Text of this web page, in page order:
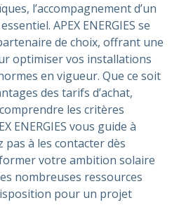
l’accompagnement d’un
APEX ENERGIES se
de choix, offrant une
optimiser vos installations
en vigueur. Que ce soit
des tarifs d’achat,
les critères
ENERGIES vous guide à
pas à les contacter dès
votre ambition solaire
nombreuses ressources
pour un projet